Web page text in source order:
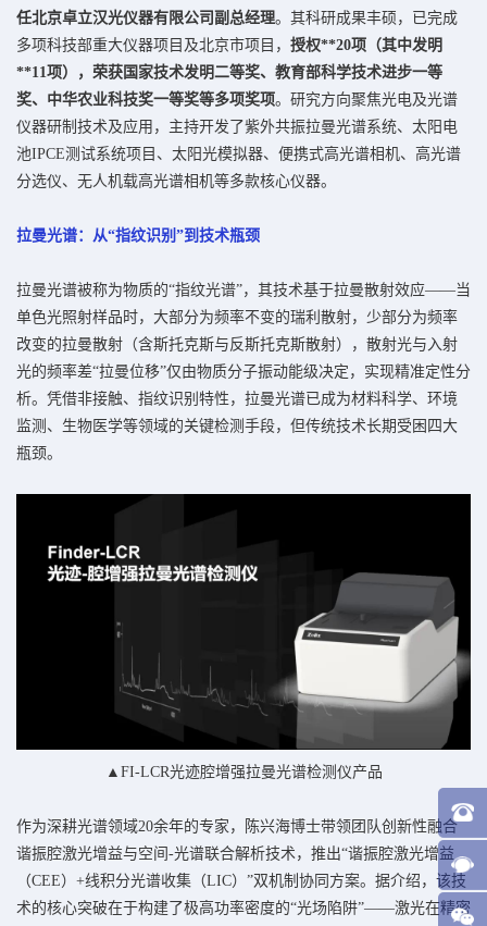
任北京卓立汉光仪器有限公司副总经理。其科研成果丰硕，已完成
多项科技部重大仪器项目及北京市项目， 授权**20项（其中发明
**11项），荣获国家技术发明二等奖、教育部科学技术进步一等
奖、中华农业科技奖一等奖等多项奖项。研究方向聚焦光电及光谱
仪器研制技术及应用，主持开发了紫外共振拉曼光谱系统、太阳电
池IPCE测试系统项目、太阳光模拟器、便携式高光谱相机、高光谱
分选仪、无人机载高光谱相机等多款核心仪器。
拉曼光谱：从“指纹识别”到技术瓶颈
拉曼光谱被称为物质的“指纹光谱”，其技术基于拉曼散射效应——当
单色光照射样品时，大部分为频率不变的瑞利散射，少部分为频率
改变的拉曼散射（含斯托克斯与反斯托克斯散射），散射光与入射
光的频率差“拉曼位移”仅由物质分子振动能级决定，实现精准定性分
析。凭借非接触、指纹识别特性，拉曼光谱已成为材料科学、环境
监测、生物医学等领域的关键检测手段，但传统技术长期受困四大
瓶颈。
▲FI-LCR光迹腔增强拉曼光谱检测仪产品
作为深耕光谱领域20余年的专家，陈兴海博士带领团队创新性融合
谐振腔激光增益与空间-光谱联合解析技术，推出“谐振腔激光增益
（CEE）+线积分光谱收集（LIC）”双机制协同方案。据介绍，该技
术的核心突破在于构建了极高功率密度的“光场陷阱”——激光在精密